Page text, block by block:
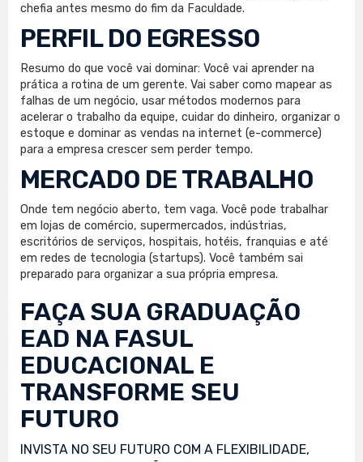
chefia antes mesmo do fim da Faculdade.
PERFIL DO EGRESSO
Resumo do que você vai dominar: Você vai aprender na
prática a rotina de um gerente. Vai saber como mapear as
falhas de um negócio, usar métodos modernos para
acelerar o trabalho da equipe, cuidar do dinheiro, organizar o
estoque e dominar as vendas na internet (e-commerce)
para a empresa crescer sem perder tempo.
MERCADO DE TRABALHO
Onde tem negócio aberto, tem vaga. Você pode trabalhar
em lojas de comércio, supermercados, indústrias,
escritórios de serviços, hospitais, hotéis, franquias e até
em redes de tecnologia (startups). Você também sai
preparado para organizar a sua própria empresa.
FAÇA SUA GRADUAÇÃO
EAD NA FASUL
EDUCACIONAL E
TRANSFORME SEU
FUTURO
INVISTA NO SEU FUTURO COM A FLEXIBILIDADE,